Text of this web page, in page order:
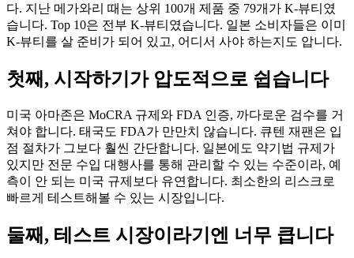
다. 지난 메가와리 때는 상위 100개 제품 중 79개가 K-뷰티였
습니다. Top 10은 전부 K-뷰티였습니다. 일본 소비자들은 이미
K-뷰티를 살 준비가 되어 있고, 어디서 사야 하는지도 압니다.
첫째, 시작하기가 압도적으로 쉽습니다
미국 아마존은 MoCRA 규제와 FDA 인증, 까다로운 검수를 거
쳐야 합니다. 태국도 FDA가 만만치 않습니다. 큐텐 재팬은 입
점 절차가 그보다 훨씬 간단합니다. 일본에도 약기법 규제가
있지만 전문 수입 대행사를 통해 관리할 수 있는 수준이라, 예
측이 안 되는 미국 규제보다 유연합니다. 최소한의 리스크로
빠르게 테스트해볼 수 있는 시장입니다.
둘째, 테스트 시장이라기엔 너무 큽니다